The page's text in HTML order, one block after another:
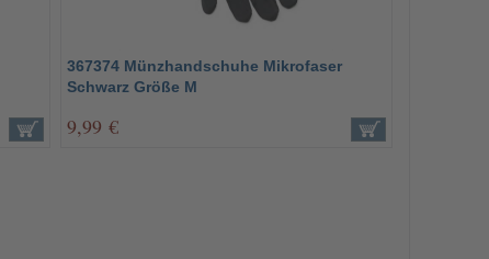
367374 Münzhandschuhe Mikrofaser
Schwarz Größe M
9,99 €